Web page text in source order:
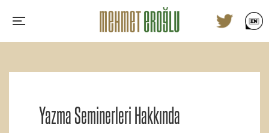
Yazma Seminerleri Hakkında